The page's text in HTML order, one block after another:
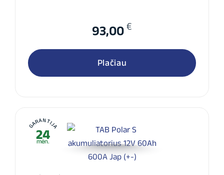
93,00 €
Plačiau
GARANTIJA
24
mėn.